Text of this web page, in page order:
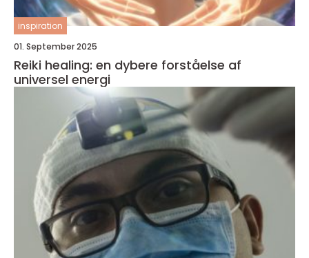
inspiration
01. September 2025
Reiki healing: en dybere forståelse af
universel energi